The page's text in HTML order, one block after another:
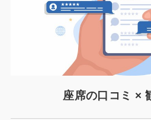
座席の口コミ ×